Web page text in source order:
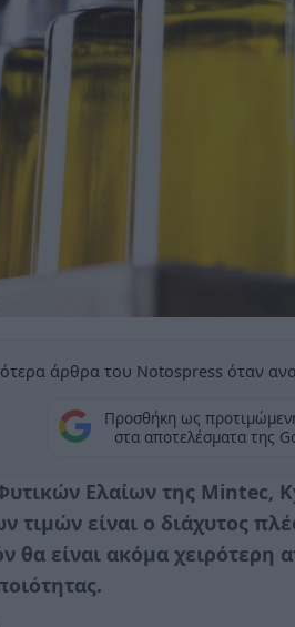
άρθρα του Notospress όταν
Προσθήκη ως
στα αποτελέσματα της
Ελαίων της Mintec,
τιμών είναι ο διάχυτος
θα είναι ακόμα χειρότερη